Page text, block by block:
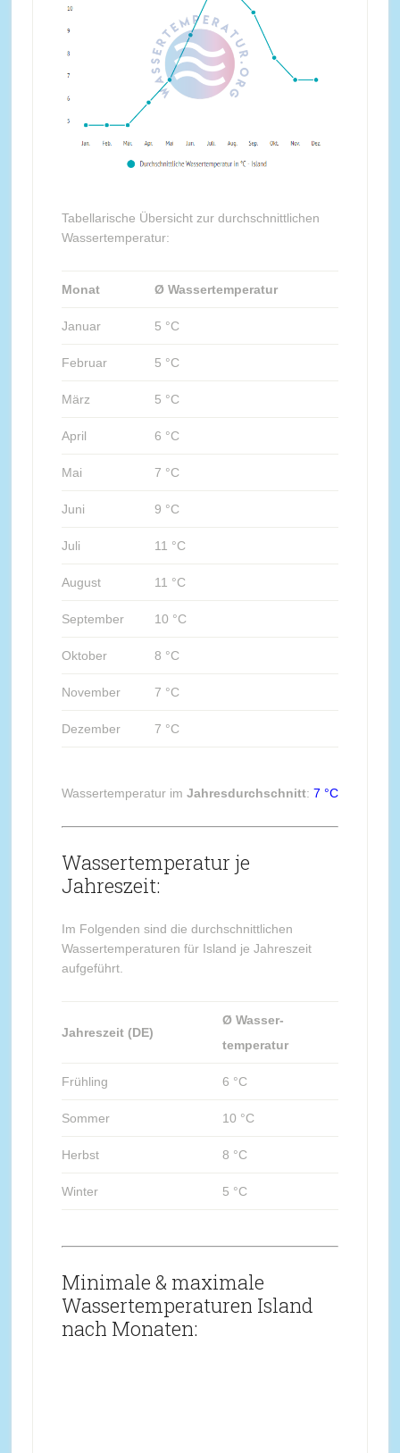
Tabellarische Übersicht zur durchschnittlichen
Wassertemperatur:
Monat Ø Wassertemperatur
Januar 5 °C
Februar 5 °C
März 5 °C
April 6 °C
Mai 7 °C
Juni 9 °C
Juli 11 °C
August 11 °C
September 10 °C
Oktober 8 °C
November 7 °C
Dezember 7 °C
Wassertemperatur im Jahresdurchschnitt: 7 °C
Wassertemperatur je
Jahreszeit:
Im Folgenden sind die durchschnittlichen
Wassertemperaturen für Island je Jahreszeit
aufgeführt.
Jahreszeit (DE)
Ø Wasser-
temperatur
Frühling 6 °C
Sommer 10 °C
Herbst 8 °C
Winter 5 °C
Minimale & maximale
Wassertemperaturen Island
nach Monaten: